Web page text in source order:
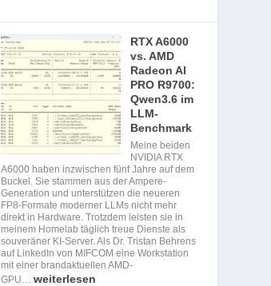
RTX A6000
vs. AMD
Radeon AI
PRO R9700:
Qwen3.6 im
LLM-
Benchmark
Meine beiden
NVIDIA RTX
A6000 haben inzwischen fünf Jahre auf dem
Buckel. Sie stammen aus der Ampere-
Generation und unterstützen die neueren
FP8-Formate moderner LLMs nicht mehr
direkt in Hardware. Trotzdem leisten sie in
meinem Homelab täglich treue Dienste als
souveräner KI-Server. Als Dr. Tristan Behrens
auf LinkedIn von MIFCOM eine Workstation
mit einer brandaktuellen AMD-
GPU…weiterlesen